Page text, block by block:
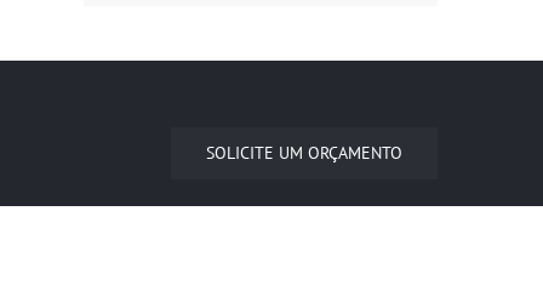
SOLICITE UM ORÇAMENTO